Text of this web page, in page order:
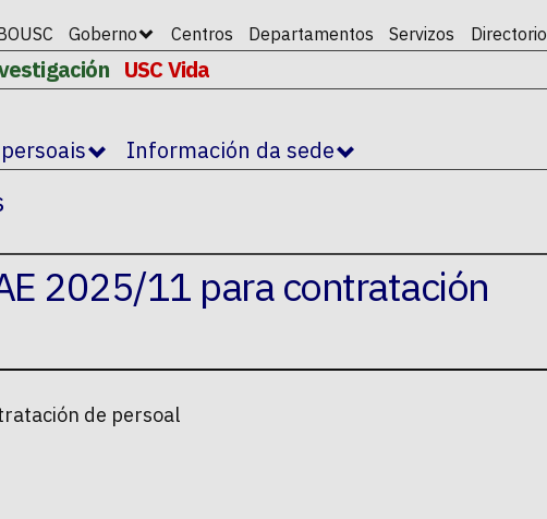
Goberno Centros Departamentos Servizos Directorio
USC Vida
Información da sede
2025/11 para contratación
de persoal